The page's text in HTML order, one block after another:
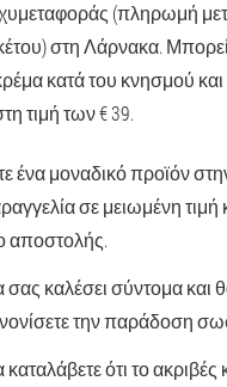
(πληρωμή
στη Λάρνακα.
κατά του κνησμού και
τιμή των € 39.
ένα μοναδικό προϊόν
σε μειωμένη τιμή
αποστολής.
σας καλέσει σύντομα και
την παράδοση
καταλάβετε ότι το ακριβές